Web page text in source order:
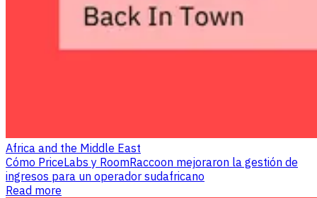
Africa and the Middle East
Cómo PriceLabs y RoomRaccoon mejoraron la gestión de
ingresos para un operador sudafricano
Read more